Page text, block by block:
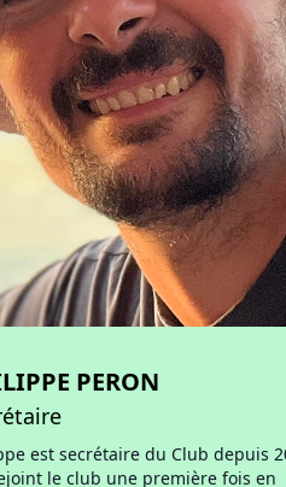
PERON
est secrétaire du Club depuis
le club une première fois en